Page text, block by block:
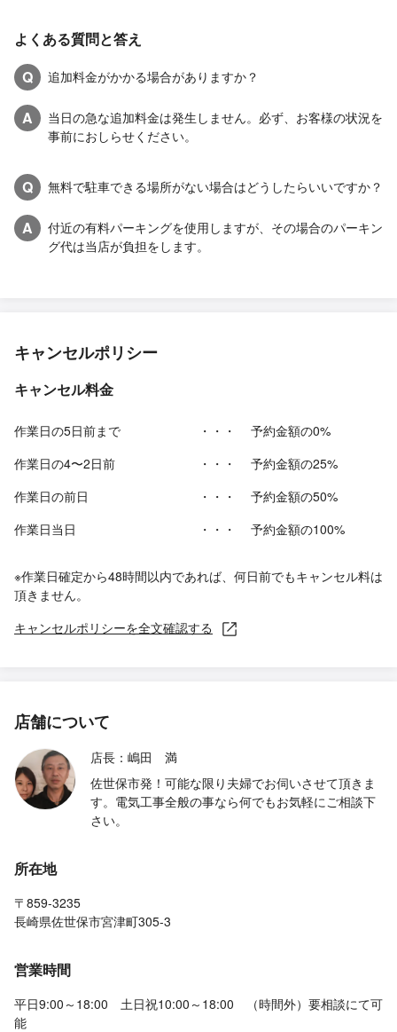
よくある質問と答え
Q
追加料金がかかる場合がありますか？
A
当日の急な追加料金は発生しません。必ず、お客様の状況を
事前におしらせください。
Q 無料で駐車できる場所がない場合はどうしたらいいですか？
A
付近の有料パーキングを使用しますが、その場合のパーキン
グ代は当店が負担をします。
キャンセルポリシー
キャンセル料金
作業日の5日前まで ・・・
予約金額の0%
作業日の4〜2日前
・・・
予約金額の25%
作業日の前日
・・・
予約金額の50%
作業日当日
・・・ 予約金額の100%
※作業日確定から48時間以内であれば、何日前でもキャンセル料は
頂きません。
キャンセルポリシーを全文確認する
店舗について
店長：嶋田 満
佐世保市発！可能な限り夫婦でお伺いさせて頂きま
す。電気工事全般の事なら何でもお気軽にご相談下
さい。
所在地
〒859-3235
長崎県佐世保市宮津町305-3
営業時間
平日9:00～18:00 土日祝10:00～18:00 （時間外）要相談にて可
能